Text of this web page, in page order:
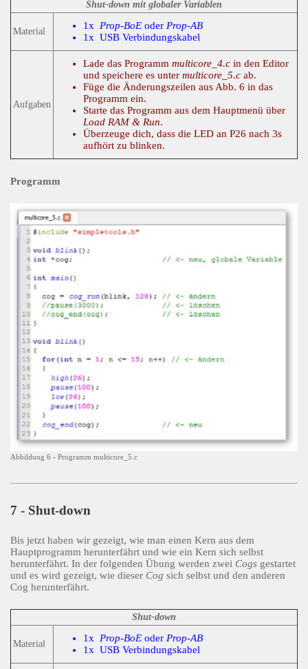
Shut-down mit globaler Variablen
Material
1x Prop-BoE oder Prop-AB
1x USB Verbindungskabel
Aufgaben
Lade das Programm multicore_4.c in den Editor
und speichere es unter multicore_5.c ab.
Füge die Änderungszeilen aus Abb. 6 in das
Programm ein.
Starte das Programm aus dem Hauptmenü über
Load RAM & Run.
Überzeuge dich, dass die LED an P26 nach 3s
aufhört zu blinken.
Programm
Abbildung 6 - Programm multicore_5.c
7 - Shut-down
Bis jetzt haben wir gezeigt, wie man einen Kern aus dem
Hauptprogramm herunterfährt und wie ein Kern sich selbst
herunterfährt. In der folgenden Übung werden zwei Cogs gestartet
und es wird gezeigt, wie dieser Cog sich selbst und den anderen
Cog herunterfährt.
Shut-down
Material
1x Prop-BoE oder Prop-AB
1x USB Verbindungskabel